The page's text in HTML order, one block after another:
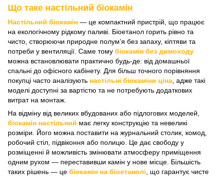
Що таке настільний біокамін
Настільний біокамін — це компактний пристрій, що працює
на екологічному рідкому паливі. Біоетанол горить рівно та
чисто, створюючи природне полум’я без запаху, кіптяви та
потреби у вентиляції. Саме тому біокамін без димоходу
можна встановлювати практично будь-де: від домашньої
спальні до офісного кабінету. Для більш точного порівняння
покупці часто аналізують настільні біокаміни ціна, адже такі
моделі доступні за вартістю та не потребують додаткових
витрат на монтаж.
На відміну від великих вбудованих або підлогових моделей,
біокамін настільний має легку конструкцію та невеликі
розміри. Його можна поставити на журнальний столик, комод,
робочий стіл, підвіконня або полицю. Це дає свободу у
розміщенні й можливість змінювати атмосферу приміщення
одним рухом — переставивши камін у нове місце. Більшість
таких рішень — це біокамін на біоетанолі, що гарантує чисте